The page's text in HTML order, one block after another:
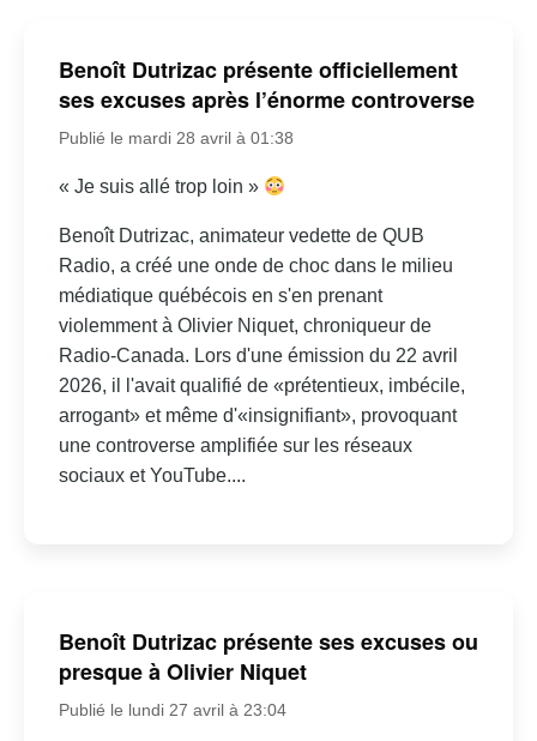
Benoît Dutrizac présente officiellement
ses excuses après l’énorme controverse
Publié le mardi 28 avril à 01:38
« Je suis allé trop loin »
Benoît Dutrizac, animateur vedette de QUB
Radio, a créé une onde de choc dans le milieu
médiatique québécois en s'en prenant
violemment à Olivier Niquet, chroniqueur de
Radio-Canada. Lors d'une émission du 22 avril
2026, il l'avait qualifié de «prétentieux, imbécile,
arrogant» et même d'«insignifiant», provoquant
une controverse amplifiée sur les réseaux
sociaux et YouTube....
Benoît Dutrizac présente ses excuses ou
presque à Olivier Niquet
Publié le lundi 27 avril à 23:04